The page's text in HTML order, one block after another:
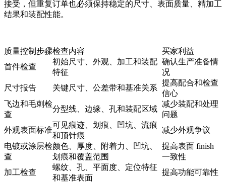
接受，但重复订单也必须保持稳定的尺寸、表面质量、精加工
结果和装配性能。
质量控制步骤检查内容
买家利益
首件检查
初始尺寸、外观、加工和装配
特征
确认生产准备情
况
尺寸报告
关键尺寸、公差带和基准关系
提高配合和检查
信心
飞边和毛刺检
查
分型线、边缘、孔和装配区域
减少装配和处理
问题
外观表面标准
可见痕迹、划痕、凹坑、流痕
和顶针痕
减少外观争议
电镀或涂层检
查
颜色、厚度、附着力、凹坑、
划痕和覆盖范围
提高表面 finish
一致性
加工检查
螺纹、孔、平面度、定位特征
和基准表面
提高功能可靠性